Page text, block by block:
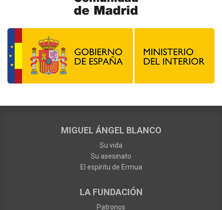
MIGUEL ÁNGEL BLANCO
Su vida
Su asesinato
El espíritu de Ermua
LA FUNDACIÓN
Patronos